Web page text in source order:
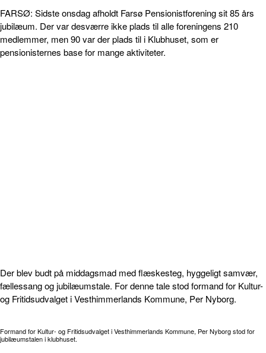
FARSØ: Sidste onsdag afholdt Farsø Pensionistforening sit 85 års
jubilæum. Der var desværre ikke plads til alle foreningens 210
medlemmer, men 90 var der plads til i Klubhuset, som er
pensionisternes base for mange aktiviteter.
Der blev budt på middagsmad med flæskesteg, hyggeligt samvær,
fællessang og jubilæumstale. For denne tale stod formand for Kultur-
og Fritidsudvalget i Vesthimmerlands Kommune, Per Nyborg.
Formand for Kultur- og Fritidsudvalget i Vesthimmerlands Kommune, Per Nyborg stod for
jubilæumstalen i klubhuset.